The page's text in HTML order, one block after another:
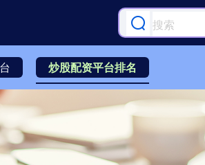
炒股配资平台排名